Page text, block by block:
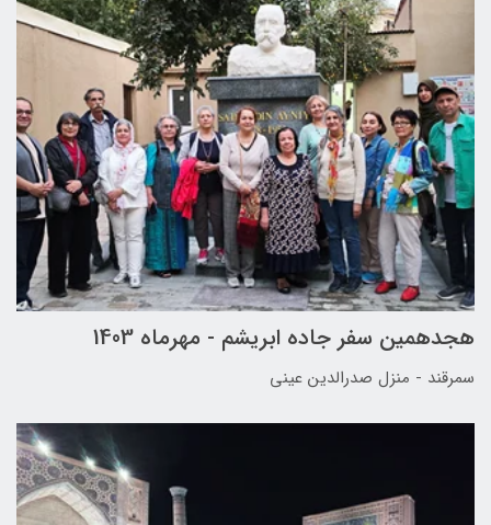
هجدهمین سفر جاده ابریشم - مهرماه 1403
سمرقند - منزل صدرالدین عینی